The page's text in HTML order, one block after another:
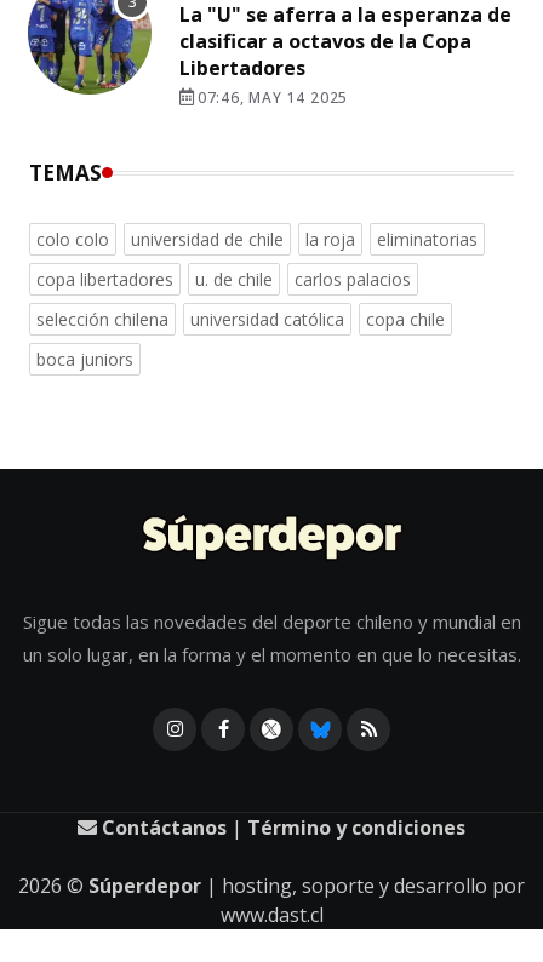
La "U" se aferra a la esperanza de
clasificar a octavos de la Copa
Libertadores
07:46, MAY 14 2025
TEMAS
colo colo universidad de chile la roja
eliminatorias
copa libertadores
u. de chile
carlos palacios
selección chilena
universidad católica
copa chile
boca juniors
Sigue todas las novedades del deporte chileno y mundial en
un solo lugar, en la forma y el momento en que lo necesitas.
Contáctanos | Término y condiciones
2026 © Súperdepor | hosting, soporte y desarrollo por
www.dast.cl